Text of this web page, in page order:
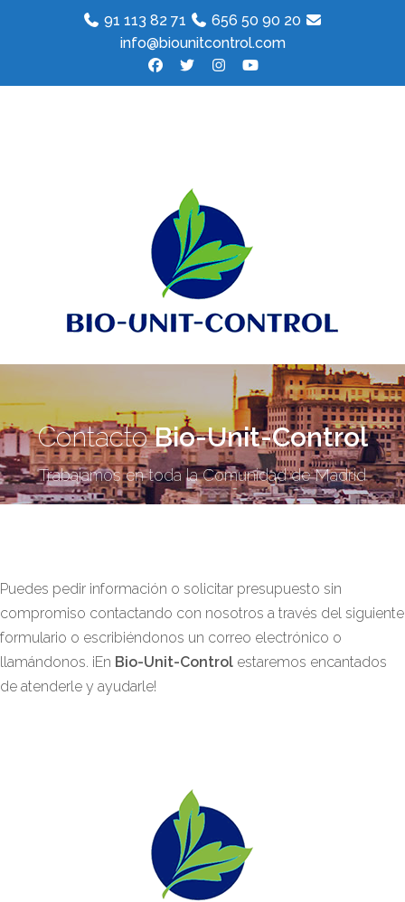
91 113 82 71
656 50 90 20
info@biounitcontrol.com
ContactoBio-Unit-Control
Trabajamos en toda la Comunidad de Madrid
Puedes pedir información o solicitar presupuesto sin
compromiso contactando con nosotros a través del siguiente
formulario o escribiéndonos un correo electrónico o
llamándonos. ¡En Bio-Unit-Control estaremos encantados
de atenderle y ayudarle!